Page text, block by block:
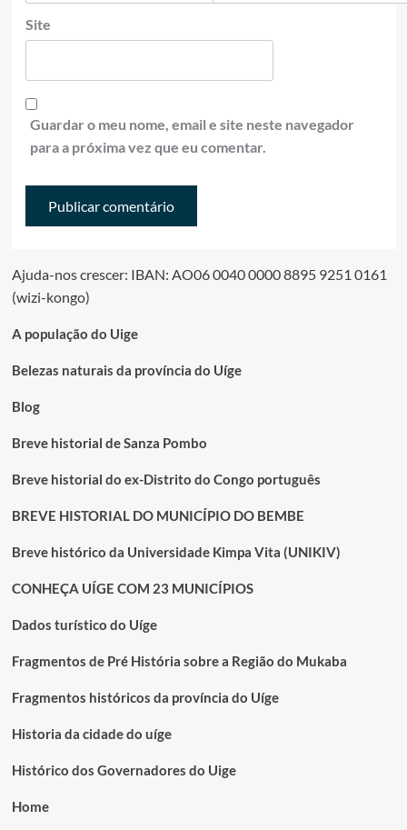
Site
Guardar o meu nome, email e site neste navegador
para a próxima vez que eu comentar.
Ajuda-nos crescer: IBAN: AO06 0040 0000 8895 9251 0161
(wizi-kongo)
A população do Uige
Belezas naturais da província do Uíge
Blog
Breve historial de Sanza Pombo
Breve historial do ex-Distrito do Congo português
BREVE HISTORIAL DO MUNICÍPIO DO BEMBE
Breve histórico da Universidade Kimpa Vita (UNIKIV)
CONHEÇA UÍGE COM 23 MUNICÍPIOS
Dados turístico do Uíge
Fragmentos de Pré História sobre a Região do Mukaba
Fragmentos históricos da província do Uíge
Historia da cidade do uíge
Histórico dos Governadores do Uige
Home